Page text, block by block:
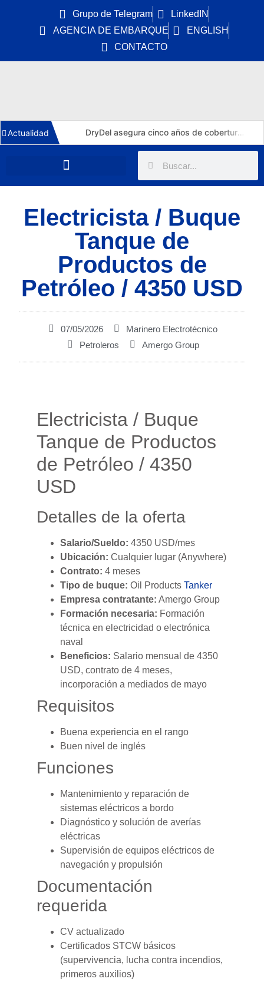
Grupo de Telegram
LinkedIN
AGENCIA DE EMBARQUE
ENGLISH
CONTACTO
Actualidad
DryDel asegura cinco años de cobertura de K Line para sus cuatro nuevos capesize de 182.000 TPM
Tüpraş invierte 370 MUSD en cuatro suezmax para Ditaş y triplicará su flota de crudo en 2029
La OMI aprueba la mayor ECA del mundo: azufre al 0,10% en la costa atlántica de España desde 2028
MB92 asegura su concesión en el Port de Barcelona hasta 2050 y desbloquea una inversión de 40 M€
MISC asegura un time charter de 10 años para un gasero LNG de 18.700 m³ que unirá Malasia con Japón
Electricista / Buque
Tanque de
Productos de
Petróleo / 4350 USD
07/05/2026
Marinero Electrotécnico
Petroleros
Amergo Group
Electricista / Buque
Tanque de Productos
de Petróleo / 4350
USD
Detalles de la oferta
Salario/Sueldo: 4350 USD/mes
Ubicación: Cualquier lugar (Anywhere)
Contrato: 4 meses
Tipo de buque: Oil ProductsTanker
Empresa contratante: Amergo Group
Formación necesaria: Formación
técnica en electricidad o electrónica
naval
Beneficios: Salario mensual de 4350
USD, contrato de 4 meses,
incorporación a mediados de mayo
Requisitos
Buena experiencia en el rango
Buen nivel de inglés
Funciones
Mantenimiento y reparación de
sistemas eléctricos a bordo
Diagnóstico y solución de averías
eléctricas
Supervisión de equipos eléctricos de
navegación y propulsión
Documentación
requerida
CV actualizado
Certificados STCW básicos
(supervivencia, lucha contra incendios,
primeros auxilios)